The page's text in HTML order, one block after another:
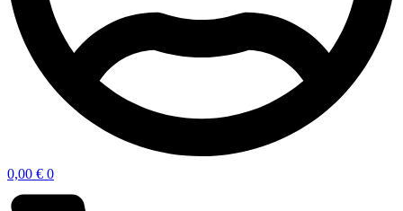
0,00 € 0